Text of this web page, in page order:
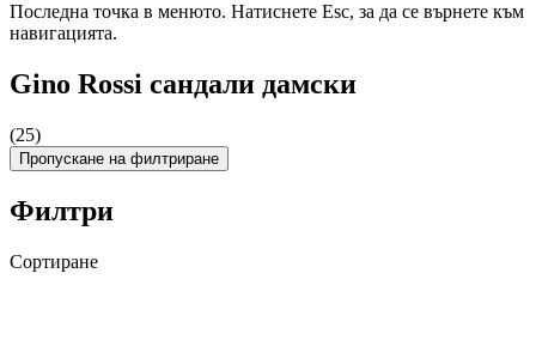
Последна точка в менюто. Натиснете Esc, за да се върнете към
навигацията.
Gino Rossi сандали дамски
(25)
Пропускане на филтриране
Филтри
Сортиране